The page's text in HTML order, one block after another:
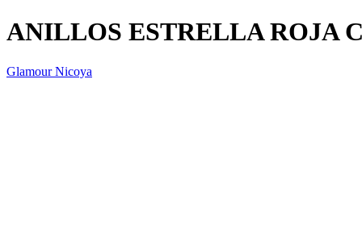
ANILLOS ESTRELLA ROJA
Glamour Nicoya